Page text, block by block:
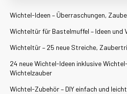
Wichtel-Ideen – Überraschungen,
Wichteltür für Bastelmuffel – Ideen und
Wichteltür – 25 neue Streiche,
24 neue Wichtel-Ideen inklusive
Wichtelzauber
Wichtel-Zubehör – DIY einfach und leicht